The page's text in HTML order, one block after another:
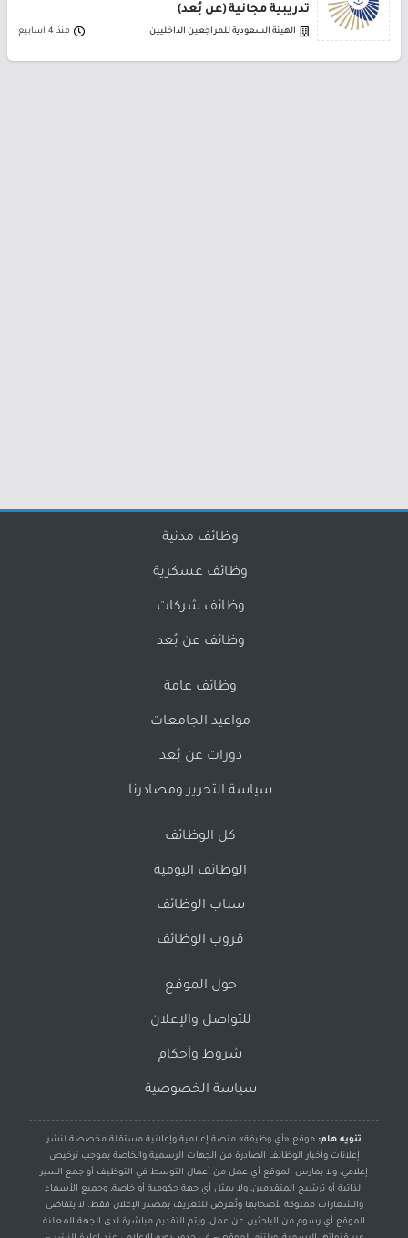
تدريبية مجانية (عن بُعد)
الهيئة السعودية للمراجعين الداخليين منذ 4 أسابيع
وظائف مدنية
وظائف عسكرية
وظائف شركات
وظائف عن بُعد
وظائف عامة
مواعيد الجامعات
دورات عن بُعد
سياسة التحرير ومصادرنا
كل الوظائف
الوظائف اليومية
سناب الوظائف
قروب الوظائف
حول الموقع
للتواصل والإعلان
شروط وأحكام
سياسة الخصوصية
تنويه هام: موقع «أي وظيفة» منصة إعلامية وإعلانية مستقلة مخصصة لنشر
إعلانات وأخبار الوظائف الصادرة من الجهات الرسمية والخاصة بموجب ترخيص
إعلامي، ولا يمارس الموقع أي عمل من أعمال التوسط في التوظيف أو جمع السير
الذاتية أو ترشيح المتقدمين، ولا يمثل أي جهة حكومية أو خاصة، وجميع الأسماء
والشعارات مملوكة لأصحابها وتُعرض للتعريف بمصدر الإعلان فقط. لا يتقاضى
الموقع أي رسوم من الباحثين عن عمل، ويتم التقديم مباشرة لدى الجهة المعلنة